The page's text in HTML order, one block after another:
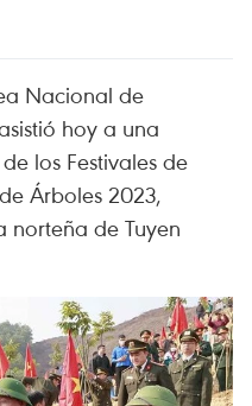
Nacional de
hoy a una
los Festivales de
Árboles 2023,
norteña de Tuyen